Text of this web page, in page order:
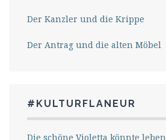
Der Kanzler und die Krippe
Der Antrag und die alten Möbel
#KULTURFLANEUR
Die schöne Violetta könnte leben